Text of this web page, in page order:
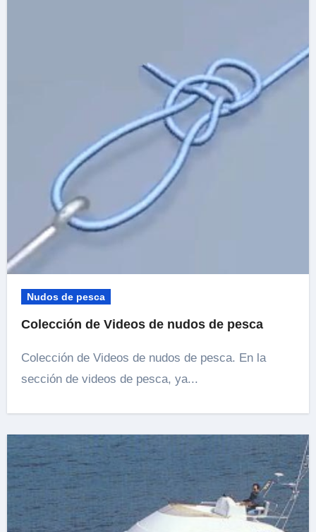
Nudos de pesca
Colección de Videos de nudos de pesca
Colección de Videos de nudos de pesca. En la
sección de videos de pesca, ya...